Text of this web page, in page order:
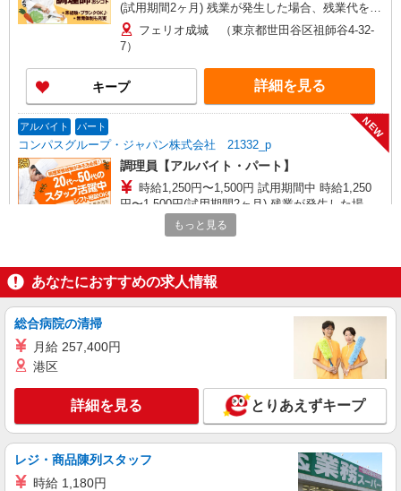
(試用期間2ヶ月) 残業が発生した場合、残業代を1
分単位で別途支給します。
フェリオ成城 （東京都世田谷区祖師谷4-32-
7）
キープ 詳細を見る
アルバイト パート
コンパスグループ・ジャパン株式会社 21332_p
NEW
調理員【アルバイト・パート】
時給1,250円〜1,500円 試用期間中 時給1,250
円〜1,500円(試用期間2ヶ月) 残業が発生した場
合、残業代を1分単位で別途支給します。
ＮＨＫ放送技術研究所 （東京都世田谷区砧1-
キープ
アルバイト パート
コンパスグループ・ジャパン株式会社 21237_p
NEW
(試用期間2ヶ月) 6:00〜8:00 時給1,800円以上 残業
が発生した場合、残業代を1分単位で別途支給しま
す。
楽天クリムゾンハウス （東京都世田谷区玉川
キープ 詳細を見る
もっと見る
あなたにおすすめの求人情報
総合病院の清掃
月給 257,400円
港区
詳細を見る とりあえずキープ
レジ・商品陳列スタッフ
時給 1,180円